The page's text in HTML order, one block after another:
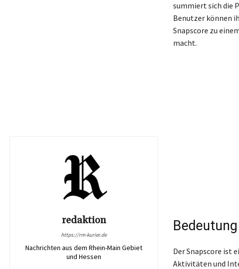
redaktion
https://rm-kurier.de
Nachrichten aus dem Rhein-Main Gebiet
und Hessen
summiert sich die
Benutzer können
Snapscore zu
macht.
Der Snapscore ist
Aktivitäten und